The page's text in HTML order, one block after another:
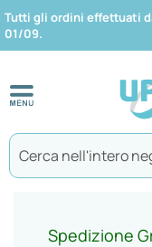
Tutti gli ordini effettuati
01/09.
Spedizione